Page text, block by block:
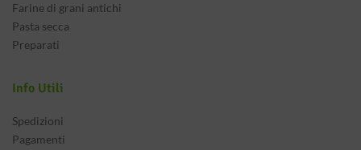
Farine di grani antichi
Pasta secca
Preparati
Info Utili
Spedizioni
Pagamenti